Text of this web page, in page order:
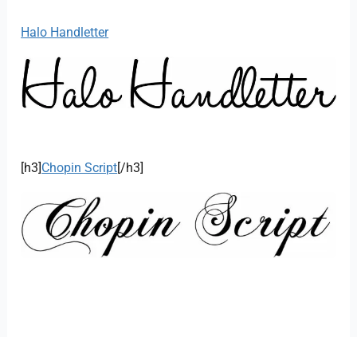
Halo Handletter
[h3]Chopin Script[/h3]